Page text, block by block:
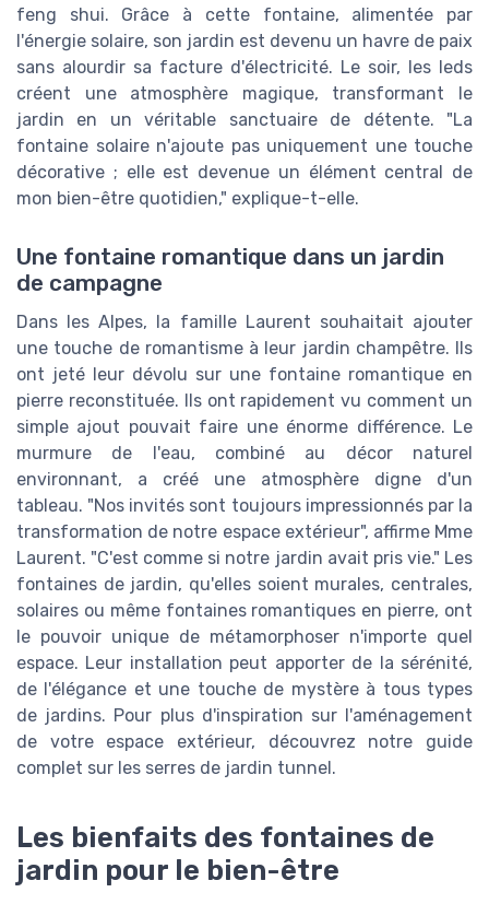
feng shui. Grâce à cette fontaine, alimentée par
l'énergie solaire, son jardin est devenu un havre de paix
sans alourdir sa facture d'électricité. Le soir, les leds
créent une atmosphère magique, transformant le
jardin en un véritable sanctuaire de détente. "La
fontaine solaire n'ajoute pas uniquement une touche
décorative ; elle est devenue un élément central de
mon bien-être quotidien," explique-t-elle.
Une fontaine romantique dans un jardin
de campagne
Dans les Alpes, la famille Laurent souhaitait ajouter
une touche de romantisme à leur jardin champêtre. Ils
ont jeté leur dévolu sur une fontaine romantique en
pierre reconstituée. Ils ont rapidement vu comment un
simple ajout pouvait faire une énorme différence. Le
murmure de l'eau, combiné au décor naturel
environnant, a créé une atmosphère digne d'un
tableau. "Nos invités sont toujours impressionnés par la
transformation de notre espace extérieur", affirme Mme
Laurent. "C'est comme si notre jardin avait pris vie." Les
fontaines de jardin, qu'elles soient murales, centrales,
solaires ou même fontaines romantiques en pierre, ont
le pouvoir unique de métamorphoser n'importe quel
espace. Leur installation peut apporter de la sérénité,
de l'élégance et une touche de mystère à tous types
de jardins. Pour plus d'inspiration sur l'aménagement
de votre espace extérieur, découvrez notre guide
complet sur les serres de jardin tunnel.
Les bienfaits des fontaines de
jardin pour le bien-être